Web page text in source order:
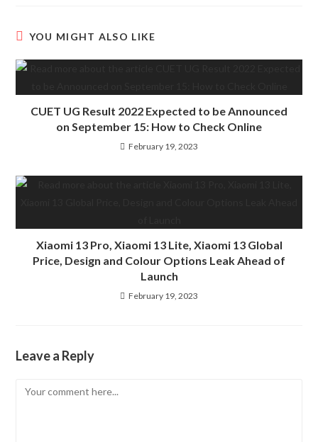
YOU MIGHT ALSO LIKE
CUET UG Result 2022 Expected to be Announced
on September 15: How to Check Online
February 19, 2023
Xiaomi 13 Pro, Xiaomi 13 Lite, Xiaomi 13 Global
Price, Design and Colour Options Leak Ahead of
Launch
February 19, 2023
Leave a Reply
Comment